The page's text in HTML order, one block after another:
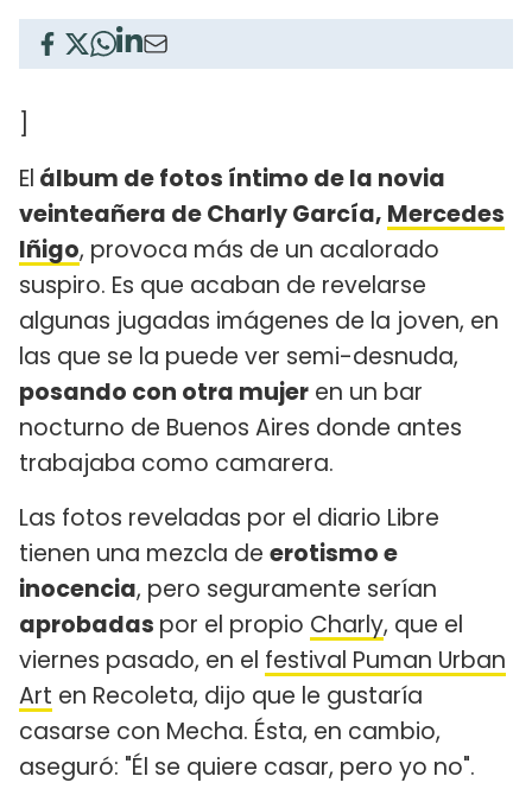
]
El álbum de fotos íntimo de la novia
veinteañera de Charly García, Mercedes
Iñigo, provoca más de un acalorado
suspiro. Es que acaban de revelarse
algunas jugadas imágenes de la joven, en
las que se la puede ver semi-desnuda,
posando con otra mujer en un bar
nocturno de Buenos Aires donde antes
trabajaba como camarera.
Las fotos reveladas por el diario Libre
tienen una mezcla de erotismo e
inocencia, pero seguramente serían
aprobadas por el propio Charly, que el
viernes pasado, en el festival Puman Urban
Art en Recoleta, dijo que le gustaría
casarse con Mecha. Ésta, en cambio,
aseguró: "Él se quiere casar, pero yo no".